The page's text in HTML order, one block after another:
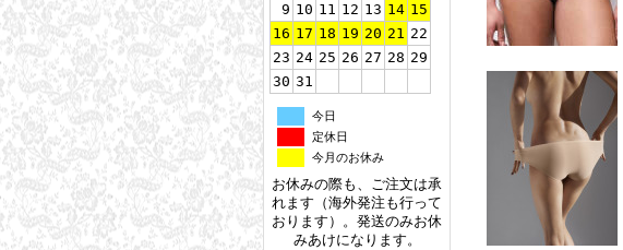
9 10 11 12 13 14 15
16 17 18 19 20 21 22
23 24 25 26 27 28 29
30 31
今日
定休日
今月のお休み
お休みの際も、ご注文は承
れます（海外発注も行って
おります）。発送のみお休
みあけになります。